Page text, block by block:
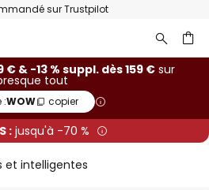
sur Trustpilot
€ & -13 % suppl. dès 159 €sur
tout
:WOW copier
: jusqu'à -70 %
et intelligentes